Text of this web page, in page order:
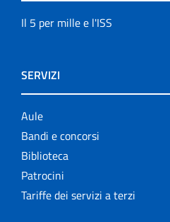
Il 5 per mille e l'ISS
SERVIZI
Aule
Bandi e concorsi
Biblioteca
Patrocini
Tariffe dei servizi a terzi